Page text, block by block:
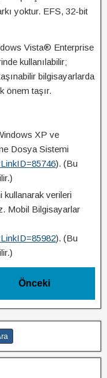
yoktur. EFS, 32-bit
Vista® Enterprise
kullanılabilir;
bilgisayarlarda
önem taşır.
XP ve
Dosya Sistemi
). (Bu
verileri
Mobil Bilgisayarlar
). (Bu
Önceki